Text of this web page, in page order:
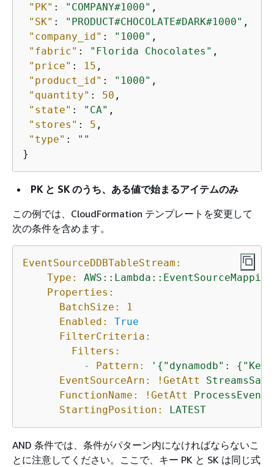
"PK" : "COMPANY#1000" ,
"SK" : "PRODUCT#CHOCOLATE#DARK#1000" ,
"company_id" : "1000" ,
"fabric" : "Florida Chocolates" ,
"price" : 15 ,
"product_id" : "1000" ,
"quantity" : 50 ,
"state" : "CA" ,
"stores" : 5 ,
"type" :
""
}
PK と SK のうち、ある値で始まるアイテムのみ
この例では、CloudFormation テンプレートを変更して
次の条件を含めます。
EventSourceDDBTableStream:
Type:
AWS::Lambda::EventSourceMapping
Properties:
BatchSize:
1
Enabled:
True
FilterCriteria:
Filters:
-
Pattern: ' { "dynamodb": {
EventSourceArn:
!GetAtt
FunctionName:
!GetAtt
StartingPosition:
LATEST
AND 条件では、条件がパターン内になければならないこ
とに注意してください。ここで、キー PK と SK は同じ式